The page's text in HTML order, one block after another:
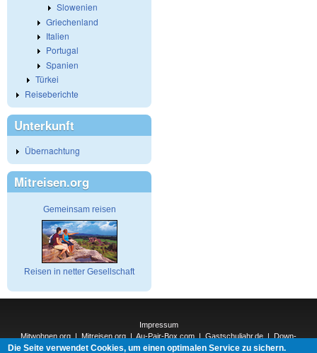
Slowenien
Griechenland
Italien
Portugal
Spanien
Türkei
Reiseberichte
Unterkunft
Übernachtung
Mitreisen.org
Gemeinsam reisen
Reisen in netter Gesellschaft
Impressum
Mitwohnen.org | Mitreisen.org | Au-Pair-Box.com | Gastschuljahr.de | Down-
Under.org |Elderpair.com|
Die Seite verwendet Cookies, um einen optimalen Service zu sichern.